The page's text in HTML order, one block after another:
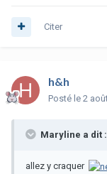
Citer
h&h
Posté le 2
Maryline a dit :
allez y craquer